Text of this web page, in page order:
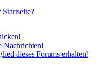
Nachrichten!
dieses Forums erhalten!